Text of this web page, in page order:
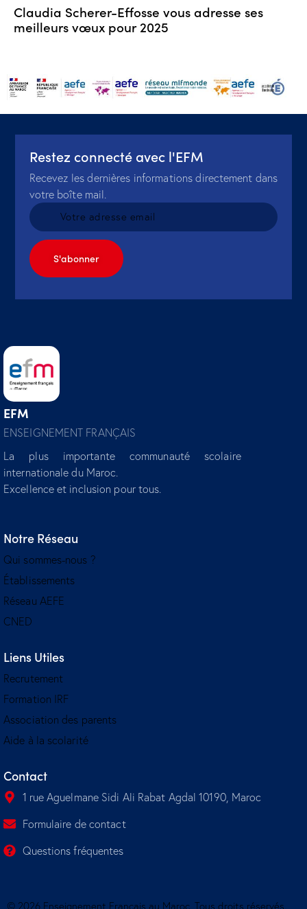
Claudia Scherer-Effosse vous adresse ses
meilleurs vœux pour 2025
Restez connecté avec l'EFM
Recevez les dernières informations directement dans
votre boîte mail.
EFM
ENSEIGNEMENT FRANÇAIS
La plus importante communauté scolaire
internationale du Maroc.
Excellence et inclusion pour tous.
Notre Réseau
Qui sommes-nous ?
Établissements
Réseau AEFE
CNED
Liens Utiles
Recrutement
Formation IRF
Association des parents
Aide à la scolarité
Contact
1 rue Aguelmane Sidi Ali Rabat Agdal 10190, Maroc
Formulaire de contact
Questions fréquentes
© 2026 Enseignement Français au Maroc. Tous droits réservés.